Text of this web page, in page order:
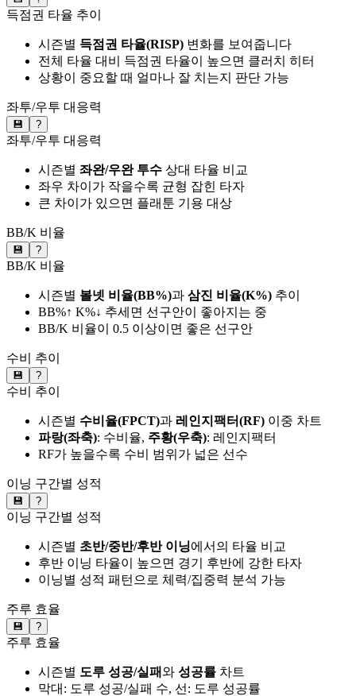
득점권 타율 추이
시즌별 득점권 타율(RISP) 변화를 보여줍니다
전체 타율 대비 득점권 타율이 높으면 클러치 히터
상황이 중요할 때 얼마나 잘 치는지 판단 가능
좌투/우투 대응력
💾 ?
좌투/우투 대응력
시즌별 좌완/우완 투수 상대 타율 비교
좌우 차이가 작을수록 균형 잡힌 타자
큰 차이가 있으면 플래툰 기용 대상
BB/K 비율
💾 ?
BB/K 비율
시즌별 볼넷 비율(BB%)과 삼진 비율(K%) 추이
BB%↑ K%↓ 추세면 선구안이 좋아지는 중
BB/K 비율이 0.5 이상이면 좋은 선구안
수비 추이
💾 ?
수비 추이
시즌별 수비율(FPCT)과 레인지팩터(RF) 이중 차트
파랑(좌축): 수비율, 주황(우축): 레인지팩터
RF가 높을수록 수비 범위가 넓은 선수
이닝 구간별 성적
💾 ?
이닝 구간별 성적
시즌별 초반/중반/후반 이닝에서의 타율 비교
후반 이닝 타율이 높으면 경기 후반에 강한 타자
이닝별 성적 패턴으로 체력/집중력 분석 가능
주루 효율
💾 ?
주루 효율
시즌별 도루 성공/실패와 성공률 차트
막대: 도루 성공/실패 수, 선: 도루 성공률